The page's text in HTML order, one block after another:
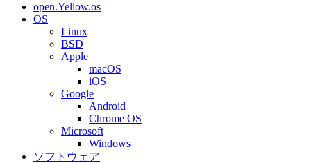
open.Yellow.os
OS
Linux
BSD
Apple
macOS
iOS
Google
Android
Chrome OS
Microsoft
Windows
ソフトウェア